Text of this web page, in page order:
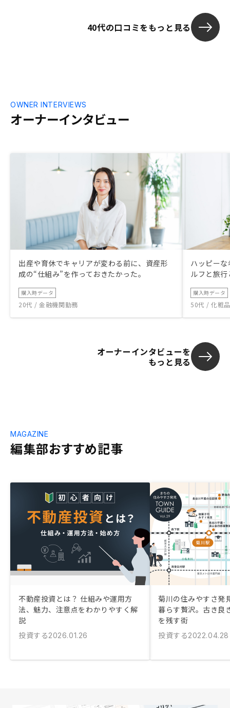
40代の口コミをもっと見る
オーナーインタビュー
OWNER INTERVIEWS
出産や育休でキャリアが変わる前に、資産形
成の“仕組み”を作っておきたかった。
購入時データ
20代 / 金融機関勤務
ハッピー
ルフと旅
購入時データ
50代 / 化粧
オーナーインタビューを
もっと見る
編集部おすすめ記事
MAGAZINE
不動産投資とは？ 仕組みや運用方
法、魅力、注意点をわかりやすく解
説
投資する2026.01.26
菊川の住みやすさ発
暮らす贅沢。古き良
を残す街
投資する2022.04.28